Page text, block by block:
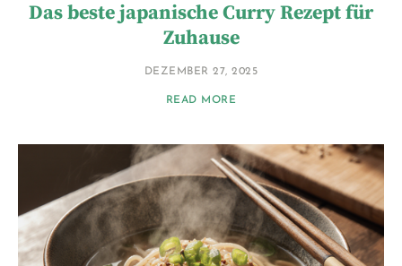
Das beste japanische Curry Rezept für
Zuhause
DEZEMBER 27, 2025
READ MORE